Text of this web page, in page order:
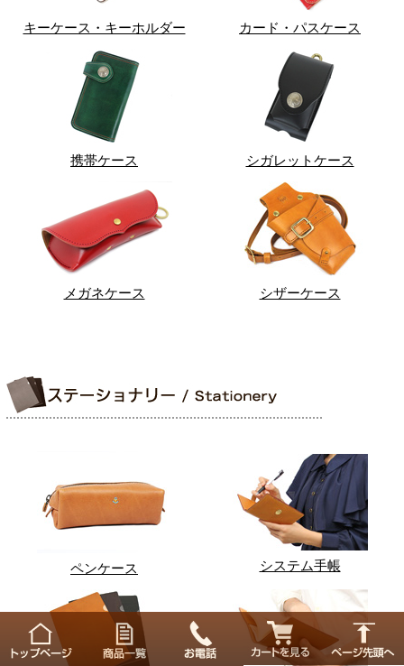
キーケース・キーホルダー カード・パスケース
携帯ケース シガレットケース
メガネケース シザーケース
ペンケース システム手帳